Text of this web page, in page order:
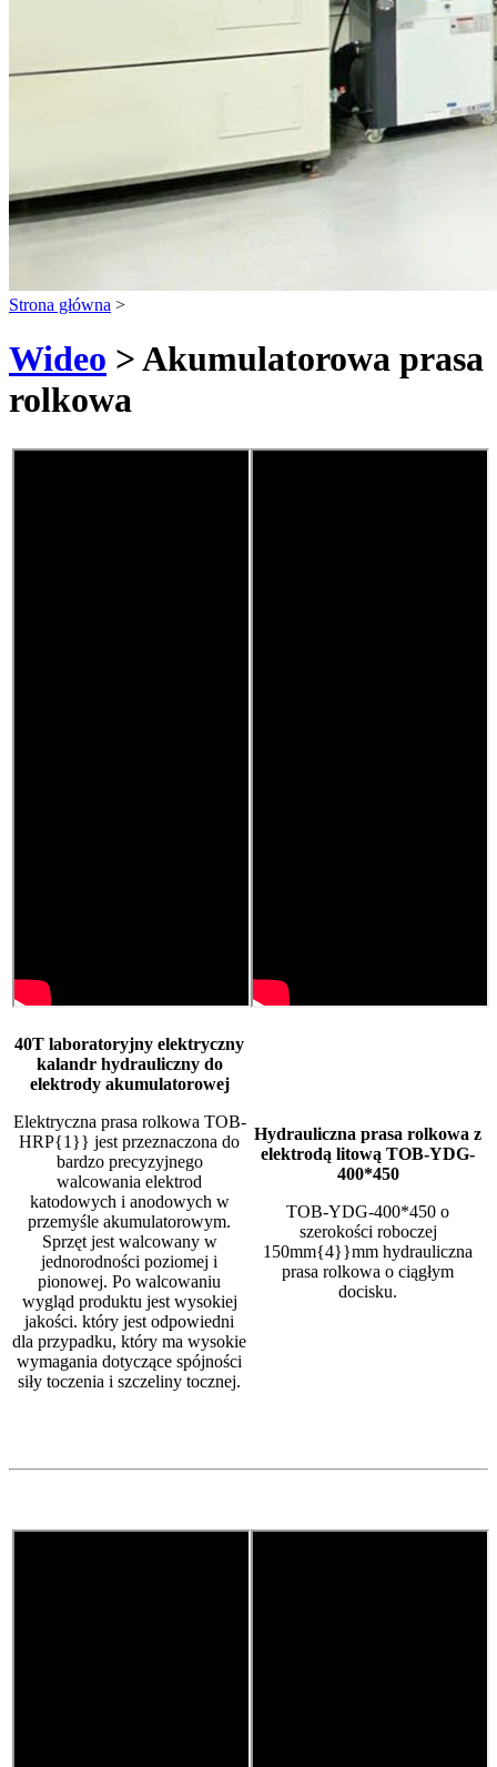
Strona główna >
Wideo > Akumulatorowa prasa
rolkowa
40T laboratoryjny elektryczny
kalandr hydrauliczny do
elektrody akumulatorowej
Elektryczna prasa rolkowa TOB-
HRP{1}} jest przeznaczona do
bardzo precyzyjnego
walcowania elektrod
katodowych i anodowych w
przemyśle akumulatorowym.
Sprzęt jest walcowany w
jednorodności poziomej i
pionowej. Po walcowaniu
wygląd produktu jest wysokiej
jakości. który jest odpowiedni
dla przypadku, który ma wysokie
wymagania dotyczące spójności
siły toczenia i szczeliny tocznej.
Hydrauliczna prasa rolkowa z
elektrodą litową TOB-YDG-
400*450
TOB-YDG-400*450 o
szerokości roboczej
150mm{4}}mm hydrauliczna
prasa rolkowa o ciągłym
docisku.